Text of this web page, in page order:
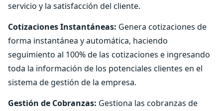
servicio y la satisfacción del cliente.
Cotizaciones Instantáneas: Genera cotizaciones de
forma instantánea y automática, haciendo
seguimiento al 100% de las cotizaciones e ingresando
toda la información de los potenciales clientes en el
sistema de gestión de la empresa.
Gestión de Cobranzas: Gestiona las cobranzas de